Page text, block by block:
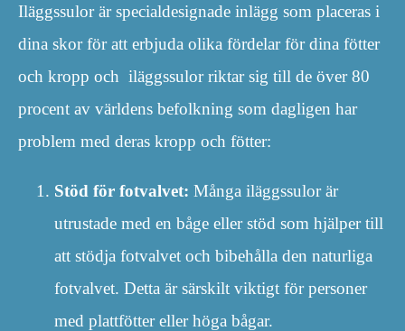
Iläggssulor är specialdesignade inlägg som placeras i
dina skor för att erbjuda olika fördelar för dina fötter
och kropp och iläggssulor riktar sig till de över 80
procent av världens befolkning som dagligen har
problem med deras kropp och fötter:
Stöd för fotvalvet: Många iläggssulor är
utrustade med en båge eller stöd som hjälper till
att stödja fotvalvet och bibehålla den naturliga
fotvalvet. Detta är särskilt viktigt för personer
med plattfötter eller höga bågar.